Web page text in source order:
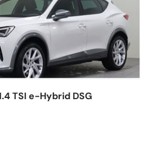
TSI e-Hybrid DSG